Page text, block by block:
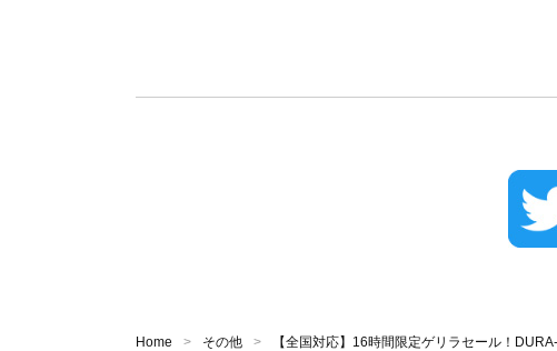
Home その他 【全国対応】16時間限定ゲリラセール！